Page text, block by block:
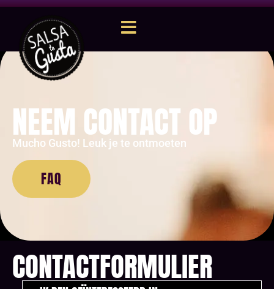
NEEM CONTACT OP
Mucho Gusto! Leuk je te ontmoeten
FAQ
CONTACTFORMULIER